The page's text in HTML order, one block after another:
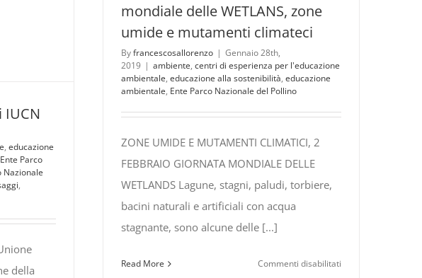
IUCN
, educazione
Ente Parco
Nazionale
,
della
mondiale delle WETLANS, zone
umide e mutamenti climateci
Byfrancescosallorenzo | Gennaio 28th,
2019 | ambiente, centri di esperienza per l'educazione
ambientale, educazione alla sostenibilità, educazione
ambientale, Ente Parco Nazionale del Pollino
ZONE UMIDE E MUTAMENTI CLIMATICI, 2
FEBBRAIO GIORNATA MONDIALE DELLE
WETLANDS Lagune, stagni, paludi, torbiere,
bacini naturali e artificiali con acqua
stagnante, sono alcune delle [...]
Read More Commenti disabilitati